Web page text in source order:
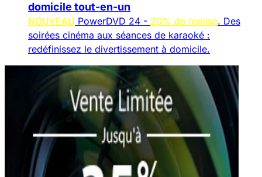
domicile tout-en-un
NOUVEAU PowerDVD 24 - 20% de remise. Des
soirées cinéma aux séances de karaoké :
redéfinissez le divertissement à domicile.